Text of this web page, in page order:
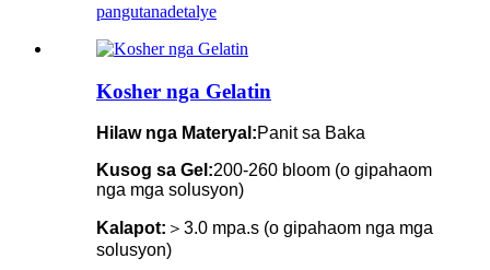
pangutanadetalye
Kosher nga Gelatin
Hilaw nga Materyal:Panit sa Baka
Kusog sa Gel:200-260 bloom (o gipahaom
nga mga solusyon)
Kalapot: ＞3.0 mpa.s (o gipahaom nga mga
solusyon)